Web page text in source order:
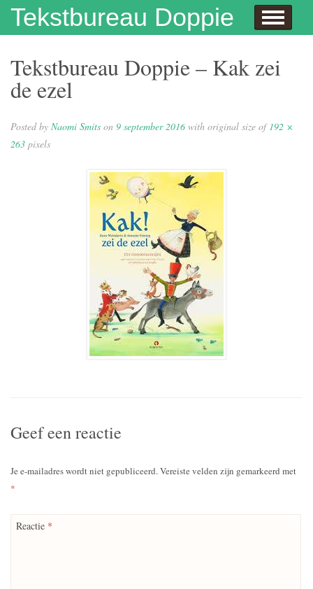
Tekstbureau Doppie
Hallo
Dit doe ik!
Dit doe ik ook!
Enthousiaste opdrachtgevers
Over mij
Publicaties
Wie niet leest is gek
Juf Naomi klapt uit de school
Eh…juf, hoe krijg je eigenlijk kinderen?
Columns
In de media
Contact
Privacybeleid
Tekstbureau Doppie – Kak zei
de ezel
Posted by Naomi Smits on 9 september 2016 with original size of192 ×
263 pixels
Geef een reactie
Je e-mailadres wordt niet gepubliceerd.Vereiste velden zijn gemarkeerd met
*
Reactie *